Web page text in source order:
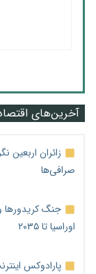
آخرین‌های
زائران اربعین
صرافی‌ها
اوراسیا تا ۲۰۳۵
پارادوکس